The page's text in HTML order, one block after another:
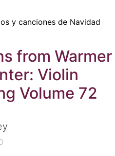
y canciones de Navidad
from Warmer
Violin
Volume 72